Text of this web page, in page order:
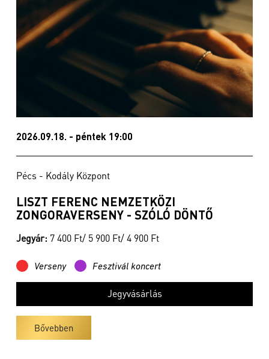
2026.09.18. - péntek 19:00
Pécs - Kodály Központ
LISZT FERENC NEMZETKÖZI
ZONGORAVERSENY - SZÓLÓ DÖNTŐ
Jegyár: 7 400 Ft/ 5 900 Ft/ 4 900 Ft
Verseny Fesztivál koncert
Jegyvásárlás
Bővebben